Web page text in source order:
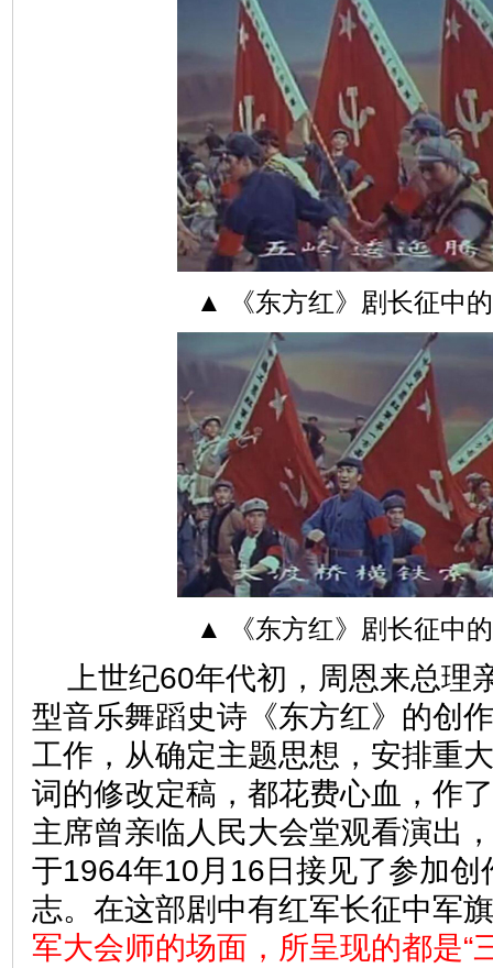
▲ 《东方红》剧长征中
▲ 《东方红》剧长征中
上世纪60年代初，周恩来总理
型音乐舞蹈史诗《东方红》的创
工作，从确定主题思想，安排重
词的修改定稿，都花费心血，作
主席曾亲临人民大会堂观看演出
于1964年10月16日接见了参加创
志。在这部剧中有红军长征中军
军大会师的场面，所呈现的都是“